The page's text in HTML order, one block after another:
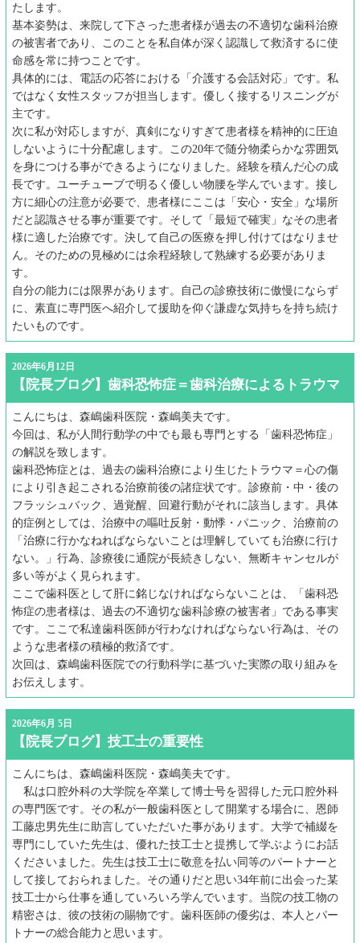
たします。
基本姿勢は、来院して下さった患者様が過去の不適切な歯科治療
の被害者であり、このことを私自体が深く認識して救済するに使
命感を常に持つことです。
具体的には、電話の応答における「介護する会話対応」です。私
ではなく女性スタッフが担当します。優しく接するリスニングが
主です。
次に私が対応しますが、真剣になりすぎて患者様を精神的に圧迫
しないように十分配慮します。この20年で随分物柔らかな雰囲気
を身につける事ができるようになりました。経験を積んだ心の成
長です。ユーチューブで明るく優しい物腰を学んでいます。接し
方に細心の注意が必要で、患者様にここは「安心・安全」な場所
だと認識させる事が重要です。そして「最短で確実」なその患者
様に適した治療です。決して自己の医療を押し付けてはなりませ
ん。そのための見極めには余程経験して熟練する必要がありま
す。
自分の能力には限界があります。自己の診療技術に傲慢にならず
に、素直に専門医へ紹介して援助を仰ぐ謙虚な気持ちを持ち続け
たいものです。
2026年6月12日
【院長ブログ】歯科恐怖症＝歯科治療によるトラウマ
こんにちは、森嶋歯科医院・森嶋美夫です。
今回は、私が人間行動学の中でも最も専門とする「歯科恐怖症」
の解説を致します。
歯科恐怖症とは、過去の歯科治療により生じたトラウマ＝心の傷
により引き起こされる治療前後の諸症状です。診療前・中・後の
フラッシュバック、過覚醒、回避行動がそれに該当します。具体
的症例としては、治療中の嘔吐反射・動悸・パニック、治療前の
「治療に行かなねればならないことは理解していても治療に行け
ない。」行為、診療後に通院が長続きしない、無断キャンセルが
多い等がよく見られます。
ここで歯科医として肝に銘じなければならないことは、「歯科恐
怖症の患者様は、過去の不適切な歯科診療の被害者」である事実
です。ここで私達歯科医師が行わなければならない行為は、その
ような患者様の積極的救済です。
次回は、森嶋歯科医院での行動科学に基づいた実際の取り組みを
お伝えします。
2026年6月 5日
【院長ブログ】技工士の重要性
こんにちは、森嶋歯科医院・森嶋美夫です。
私は口腔外科の大学院を卒業して博士号を習得した元口腔外科
の専門医です。その私が一般歯科医として開業する場合に、恩師
工藤忠男先生に助言していただいた事があります。大学で補綴を
専門にしていた先生は、優れた技工士と提携して学ぶようにお話
くださいました。先生は技工士に敬意を払い同等のパートナーと
して接しておられました。その通りだと思い34年前に出会った某
技工士から仕事を通していろいろ学んでいます。当院の技工物の
精密さは、彼の技術の賜物です。歯科医師の優劣は、本人とパー
トナーの総合能力と思います。